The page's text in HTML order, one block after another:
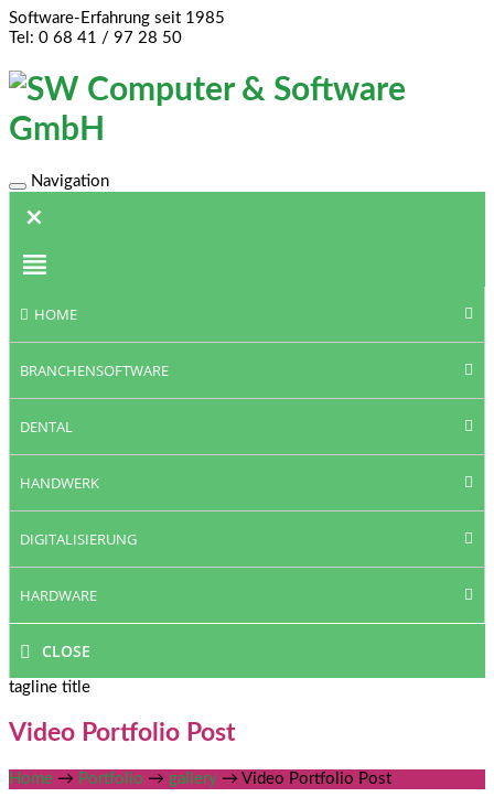
Software-Erfahrung seit 1985
Tel: 0 68 41 / 97 28 50
Toggle
navigation
Navigation
HOME
BRANCHENSOFTWARE
DENTAL
HANDWERK
DIGITALISIERUNG
HARDWARE
CLOSE
tagline title
Video Portfolio Post
Home → Portfolio → gallery → Video Portfolio Post